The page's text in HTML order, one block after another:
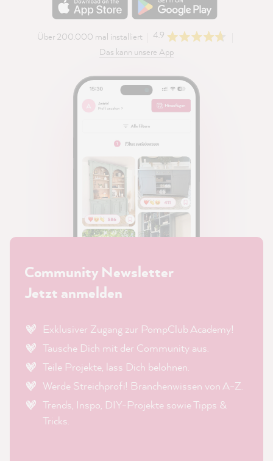
Über 200.000 mal installiert
4.9
Das kann unsere App
Community Newsletter
Jetzt anmelden
Exklusiver Zugang zur PompClub Academy!
Tausche Dich mit der Community aus.
Teile Projekte, lass Dich belohnen.
Werde Streichprofi! Branchenwissen von A-Z.
Trends, Inspo, DIY-Projekte sowie Tipps &
Tricks.